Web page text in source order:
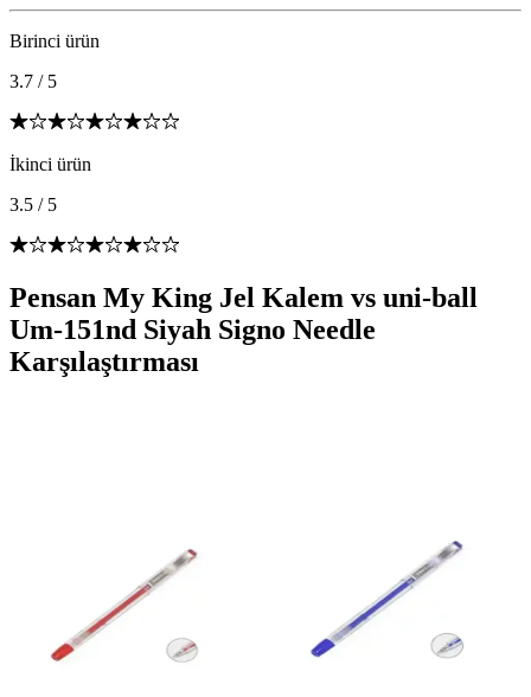
Birinci ürün
3.7 / 5
İkinci ürün
3.5 / 5
Pensan My King Jel Kalem vs uni-ball
Um-151nd Siyah Signo Needle
Karşılaştırması